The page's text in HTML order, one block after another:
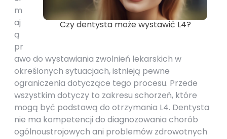
Czy dentysta może wystawić L4?
m
aj
ą
pr
awo do wystawiania zwolnień lekarskich w
określonych sytuacjach, istnieją pewne
ograniczenia dotyczące tego procesu. Przede
wszystkim dotyczy to zakresu schorzeń, które
mogą być podstawą do otrzymania L4. Dentysta
nie ma kompetencji do diagnozowania chorób
ogólnoustrojowych ani problemów zdrowotnych